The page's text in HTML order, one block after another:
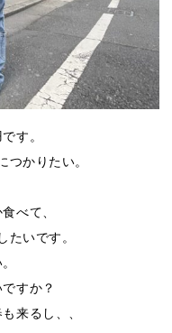
す。
つかりたい。
べて、
たいです。
すか？
来るし、、